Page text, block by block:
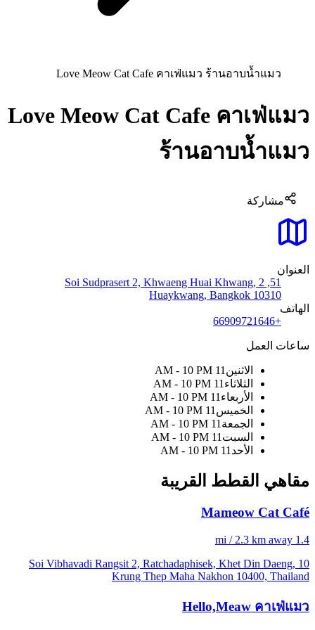
Love Meow Cat Cafe คาเฟ่แมว ร้านอาบน้ำแมว
Love Meow Cat Cafe คาเฟ่แมว
ร้านอาบน้ำแมว
مشاركة
العنوان
51, 2 Soi Sudprasert 2, Khwaeng Huai Khwang,
Huaykwang, Bangkok 10310
الهاتف
+66909721646
ساعات العمل
الاثنين 11 AM - 10 PM
الثلاثاء 11 AM - 10 PM
الأربعاء 11 AM - 10 PM
الخميس 11 AM - 10 PM
الجمعة 11 AM - 10 PM
السبت 11 AM - 10 PM
الأحد 11 AM - 10 PM
مقاهي القطط القريبة
Mameow Cat Café
1.4 mi / 2.3 km away
10 Soi Vibhavadi Rangsit 2, Ratchadaphisek, Khet Din Daeng,
Krung Thep Maha Nakhon 10400, Thailand
Hello,Meaw คาเฟ่แมว